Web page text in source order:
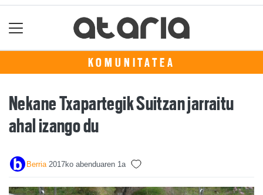
KOMUNITATEA
Nekane Txapartegik Suitzan jarraitu
ahal izango du
Berria 2017ko abenduaren 1a